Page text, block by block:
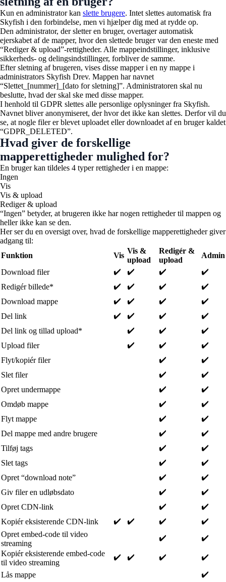
Kun en administrator kan slette brugere. Intet slettes automatisk fra
Skyfish i den forbindelse, men vi hjælper dig med at rydde op.
Den administrator, der sletter en bruger, overtager automatisk
ejerskabet af de mapper, hvor den slettede bruger var den eneste med
“Rediger & upload”-rettigheder. Alle mappeindstillinger, inklusive
sikkerheds- og delingsindstillinger, forbliver de samme.
Efter sletning af brugeren, vises disse mapper i en ny mappe i
administrators Skyfish Drev. Mappen har navnet
“Slettet_[nummer]_[dato for sletning]”. Administratoren skal nu
beslutte, hvad der skal ske med disse mapper.
I henhold til GDPR slettes alle personlige oplysninger fra Skyfish.
Navnet bliver anonymiseret, der hvor det ikke kan slettes. Derfor vil du
se, at nogle filer er blevet uploadet eller downloadet af en bruger kaldet
“GDPR_DELETED”.
Hvad giver de forskellige
mapperettigheder mulighed for?
En bruger kan tildeles 4 typer rettigheder i en mappe:
Ingen
Vis
Vis & upload
Rediger & upload
“Ingen” betyder, at brugeren ikke har nogen rettigheder til mappen og
heller ikke kan se den.
Her ser du en oversigt over, hvad de forskellige mapperettigheder giver
adgang til:
Funktion
Vis
Vis &
upload
Redigér &
upload
Admin
Download filer
✔️ ✔️ ✔️
✔️
Redigér billede*
✔️ ✔️ ✔️
✔️
Download mappe
✔️ ✔️ ✔️
✔️
Del link
✔️ ✔️ ✔️
✔️
Del link og tillad upload*
✔️ ✔️
✔️
Upload filer
✔️ ✔️
✔️
Flyt/kopiér filer
✔️
✔️
Slet filer
✔️
✔️
Opret undermappe
✔️
✔️
Omdøb mappe
✔️
✔️
Flyt mappe
✔️
✔️
Del mappe med andre brugere
✔️
✔️
Tilføj tags
✔️
✔️
Slet tags
✔️
✔️
Opret “download note”
✔️
✔️
Giv filer en udløbsdato
✔️
✔️
Opret CDN-link
✔️
✔️
Kopiér eksisterende CDN-link
✔️ ✔️ ✔️
✔️
Opret embed-code til video
streaming
✔️
✔️
Kopiér eksisterende embed-code
til video streaming
✔️ ✔️ ✔️ ✔️
Lås mappe
✔️